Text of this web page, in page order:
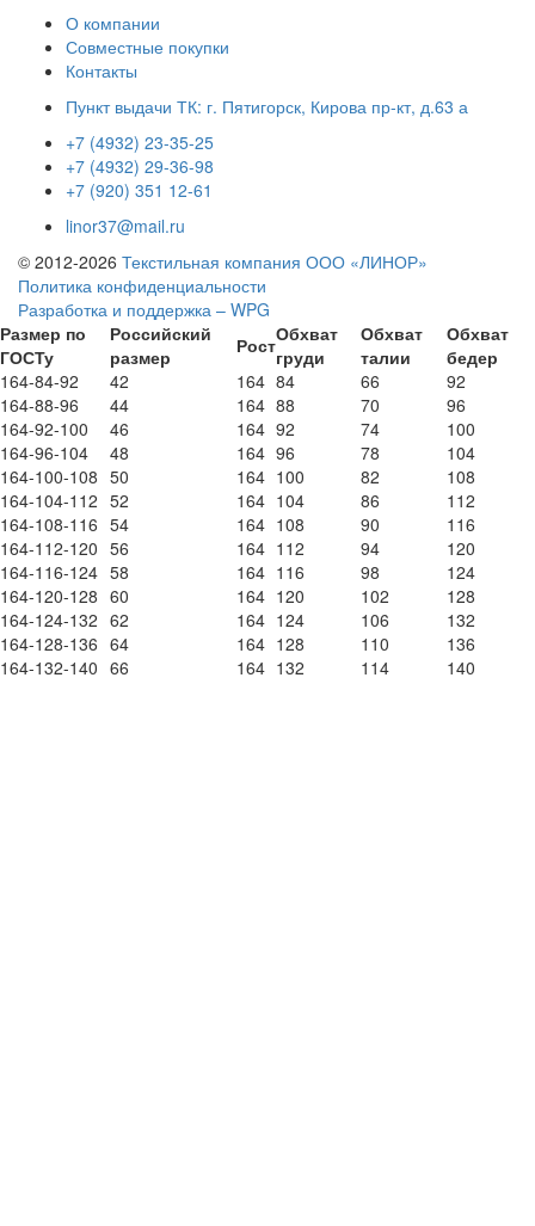
О компании
Совместные покупки
Контакты
Пункт выдачи ТК: г. Пятигорск, Кирова пр-кт, д.63 а
+7 (4932) 23-35-25
+7 (4932) 29-36-98
+7 (920) 351 12-61
linor37@mail.ru
© 2012-2026 Текстильная компания ООО «ЛИНОР»
Политика конфиденциальности
Разработка и поддержка – WPG
Размер по
ГОСТу
Российский
размер
РостОбхват
груди
Обхват
талии
Обхват
бедер
164-84-92
42 164 84 66
92
164-88-96
44 164 88 70
96
164-92-100
46 164 92 74
100
164-96-104
48 164 96 78
104
164-100-108 50 164 100 82
108
164-104-112 52 164 104 86
112
164-108-116 54 164 108 90
116
164-112-120 56 164 112 94
120
164-116-124 58 164 116 98
124
164-120-128 60 164 120 102
128
164-124-132 62 164 124 106
132
164-128-136 64 164 128 110
136
164-132-140 66 164 132 114 140